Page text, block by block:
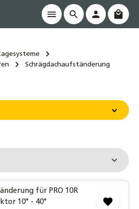
Schrägdachaufständerung